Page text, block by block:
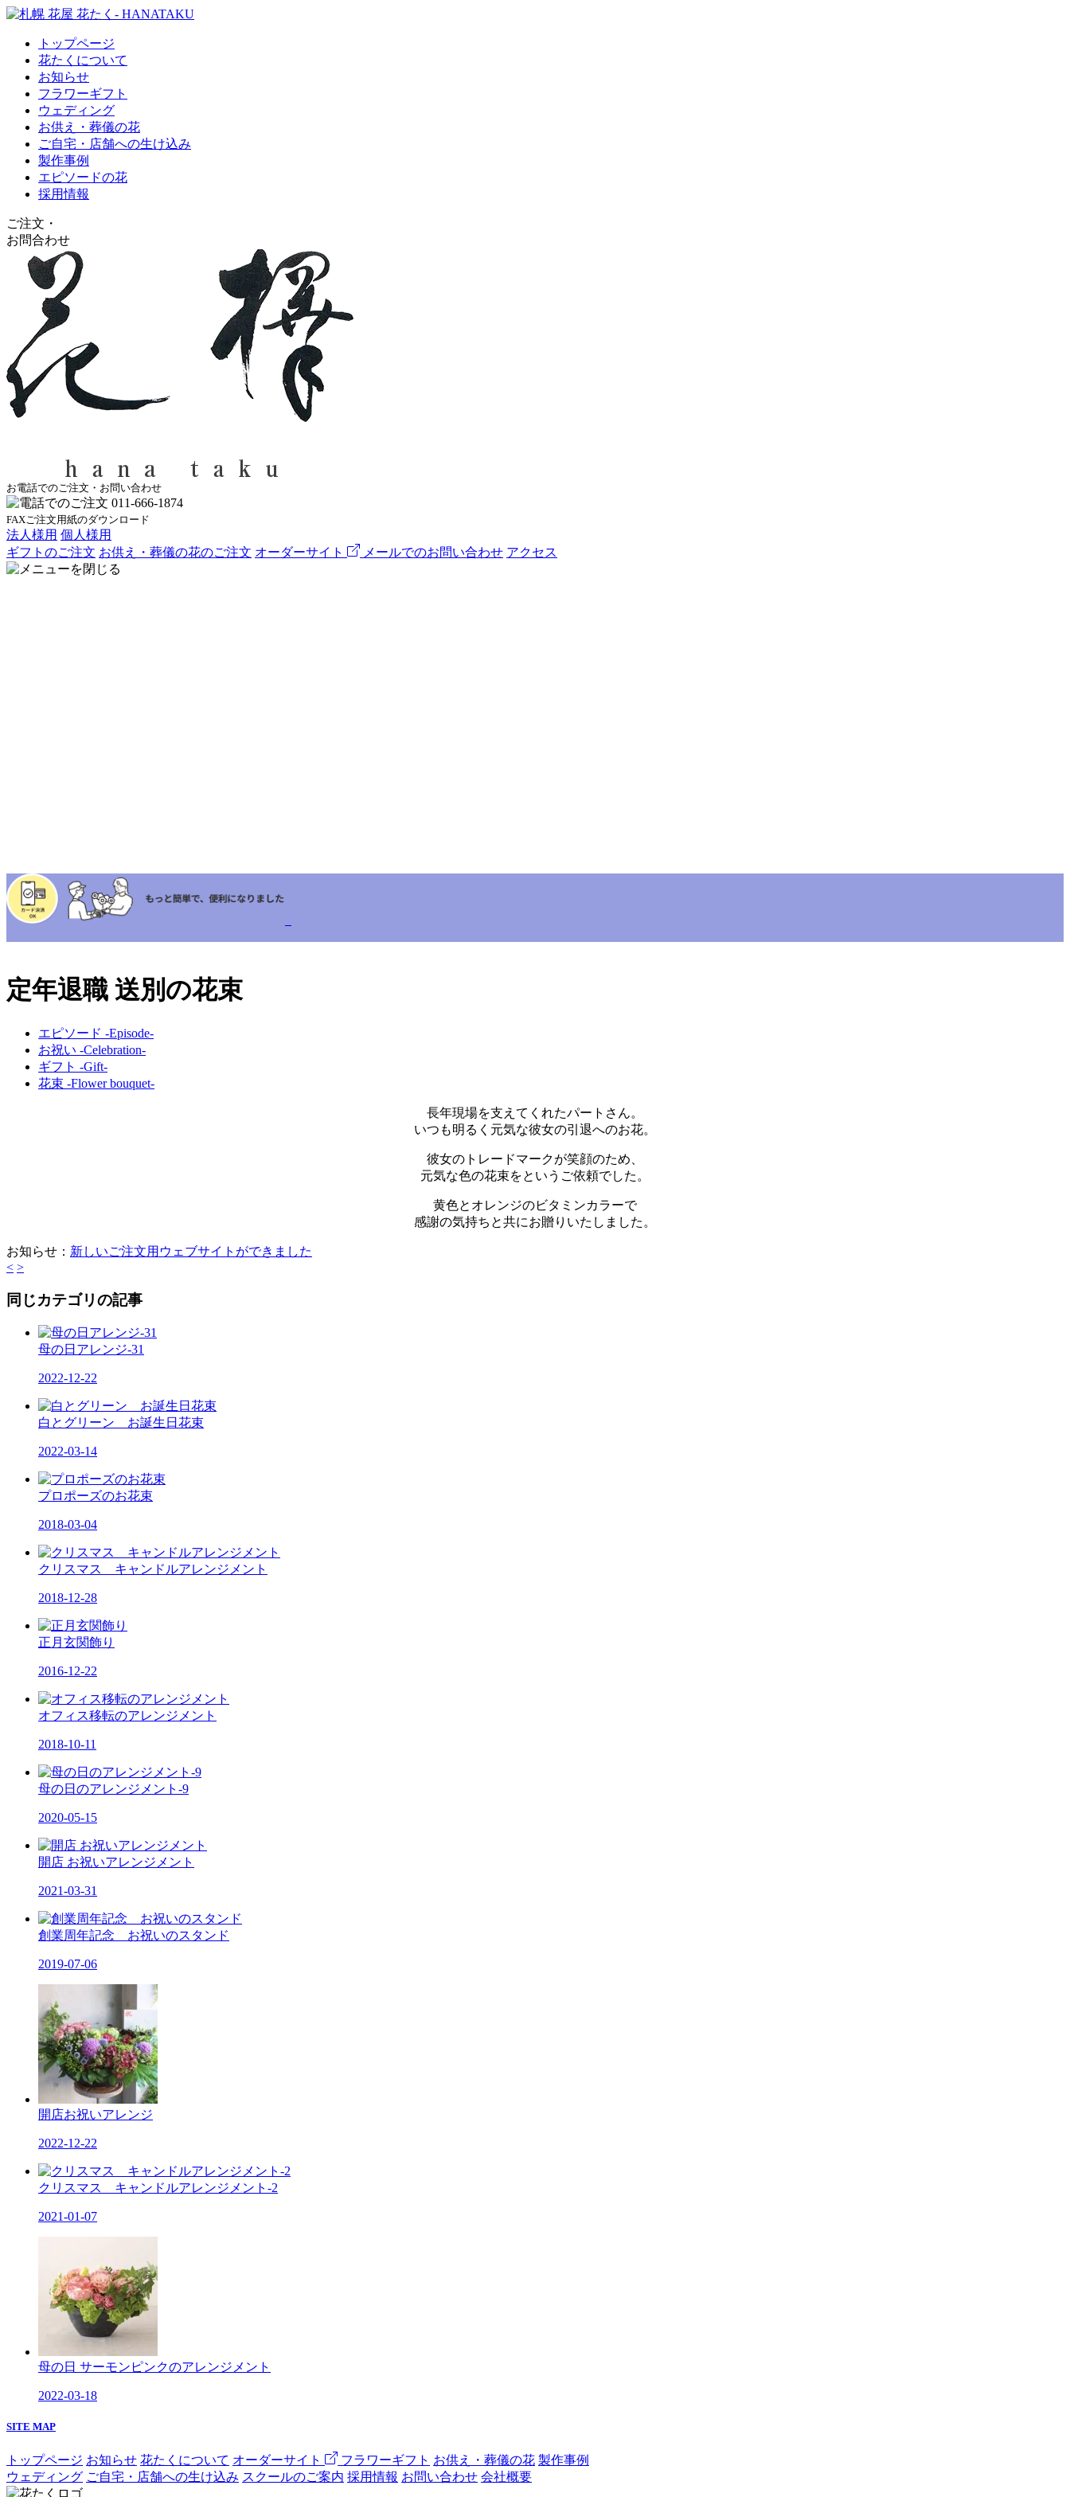
トップページ
花たくについて
お知らせ
フラワーギフト
ウェディング
お供え・葬儀の花
ご自宅・店舗への生け込み
製作事例
エピソードの花
採用情報
ご注文 ・
お問合わせ
お電話でのご注文・お問い合わせ
FAXご注文用紙のダウンロード
法人様用 個人様用
ギフトのご注文 お供え・葬儀の花のご注文 オーダーサイト メールでのお問い合わせ アクセス
定年退職 送別の花束
エピソード -Episode-
お祝い -Celebration-
ギフト -Gift-
花束 -Flower bouquet-
長年現場を支えてくれたパートさん。
いつも明るく元気な彼女の引退へのお花。
彼女のトレードマークが笑顔のため、
元気な色の花束をというご依頼でした。
黄色とオレンジのビタミンカラーで
感謝の気持ちと共にお贈りいたしました。
お知らせ： 新しいご注文用ウェブサイトができました
< >
同じカテゴリの記事
母の日アレンジ-31
2022-12-22
白とグリーン お誕生日花束
2022-03-14
プロポーズのお花束
2018-03-04
クリスマス キャンドルアレンジメント
2018-12-28
正月玄関飾り
2016-12-22
オフィス移転のアレンジメント
2018-10-11
母の日のアレンジメント-9
2020-05-15
開店 お祝いアレンジメント
2021-03-31
創業周年記念 お祝いのスタンド
2019-07-06
開店お祝いアレンジ
2022-12-22
クリスマス キャンドルアレンジメント-2
2021-01-07
母の日 サーモンピンクのアレンジメント
2022-03-18
SITE MAP
トップページ お知らせ 花たくについて オーダーサイト フラワーギフト お供え・葬儀の花 製作事例
ウェディング ご自宅・店舗への生け込み スクールのご案内 採用情報 お問い合わせ 会社概要